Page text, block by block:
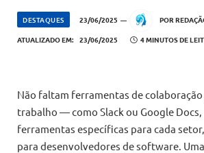
DESTAQUES 23/06/2025 POR
ATUALIZADO EM: 23/06/2025 4 MINUTOS DE
Não faltam ferramentas de
trabalho — como Slack ou Google Docs,
ferramentas específicas para cada
para desenvolvedores de software.